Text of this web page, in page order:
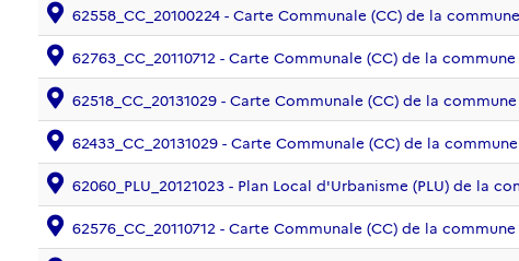
62558_CC_20100224 - Carte Communale (CC) de la
62763_CC_20110712 - Carte Communale (CC) de la commune
62518_CC_20131029 - Carte Communale (CC) de la
62433_CC_20131029 - Carte Communale (CC) de la commune
62060_PLU_20121023 - Plan Local d'Urbanisme (PLU) de la
62576_CC_20110712 - Carte Communale (CC) de la commune